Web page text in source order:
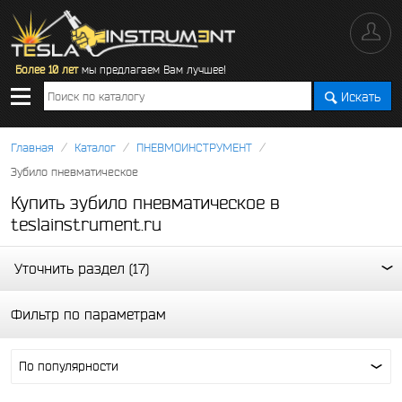
Более 10 летмы предлагаем Вам лучшее!
Искать
Главная / Каталог / ПНЕВМОИНСТРУМЕНТ /
Зубило пневматическое
Купить зубило пневматическое в
teslainstrument.ru
Уточнить раздел (17)
Фильтр по параметрам
По популярности